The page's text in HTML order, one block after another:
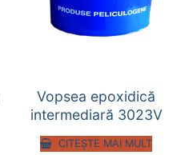
Vopsea epoxidică
intermediară 3023V
CITEȘTE MAI MULT